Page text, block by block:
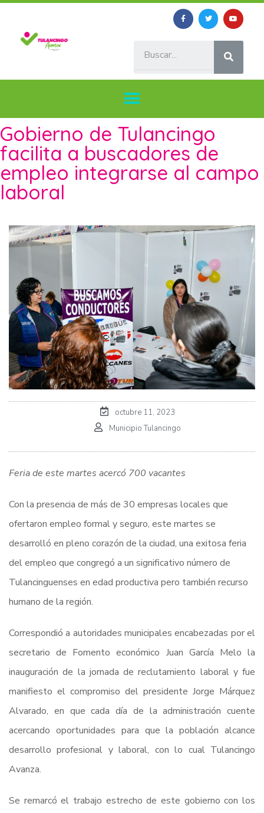
Gobierno de Tulancingo
facilita a buscadores de
empleo integrarse al campo
laboral
octubre 11, 2023
Municipio Tulancingo
Feria de este martes acercó 700 vacantes
Con la presencia de más de 30 empresas locales que
ofertaron empleo formal y seguro, este martes se
desarrolló en pleno corazón de la ciudad, una exitosa feria
del empleo que congregó a un significativo número de
Tulancinguenses en edad productiva pero también recurso
humano de la región.
Correspondió a autoridades municipales encabezadas por el
secretario de Fomento económico Juan García Melo la
inauguración de la jornada de reclutamiento laboral y fue
manifiesto el compromiso del presidente Jorge Márquez
Alvarado, en que cada día de la administración cuente
acercando oportunidades para que la población alcance
desarrollo profesional y laboral, con lo cual Tulancingo
Avanza.
Se remarcó el trabajo estrecho de este gobierno con los